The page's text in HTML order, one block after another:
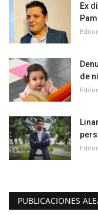
Ex
de
PUBLICACIONES